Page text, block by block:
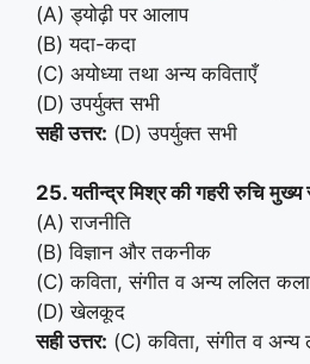
(A) ड्योढ़ी पर आलाप
(B) यदा-कदा
(C) अयोध्या तथा अन्य कविताएँ
(D) उपर्युक्त सभी
सही उत्तर: (D) उपर्युक्त सभी
25. यतीन्द्र मिश्र की गहरी रुचि
(A) राजनीति
(B) विज्ञान और तकनीक
(C) कविता, संगीत व अन्य ललित
(D) खेलकूद
सही उत्तर: (C) कविता, संगीत व